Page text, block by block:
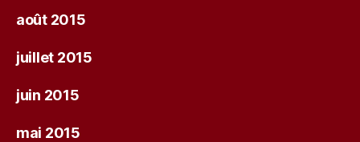
août 2015
juillet 2015
juin 2015
mai 2015